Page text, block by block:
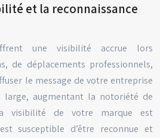
et la reconnaissance
une visibilité accrue lors
de déplacements professionnels,
le message de votre entreprise
large, augmentant la notoriété de
visibilité de votre marque est
susceptible d’être reconnue et